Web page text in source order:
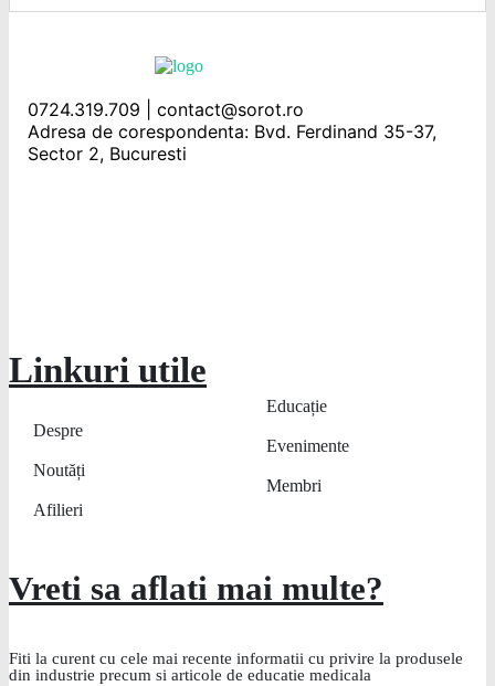
0724.319.709 | contact@sorot.ro
Adresa de corespondenta: Bvd. Ferdinand 35-37,
Sector 2, Bucuresti
Linkuri utile
Despre
Noutăți
Afilieri
Educație
Evenimente
Membri
Vreti sa aflati mai multe?
Fiti la curent cu cele mai recente informatii cu privire la produsele
din industrie precum si articole de educatie medicala